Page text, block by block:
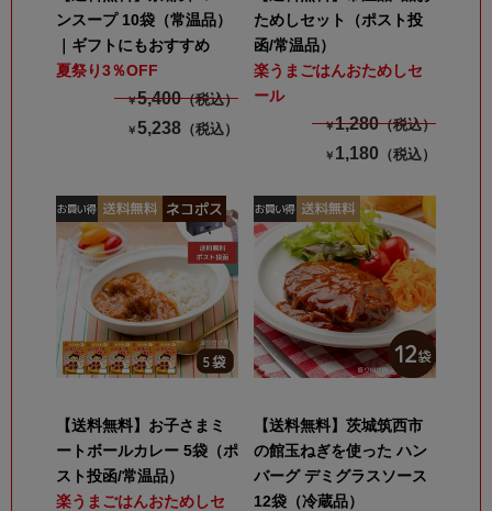
ンスープ 10袋（常温品）
｜ギフトにもおすすめ
夏祭り3％OFF
￥5,400（税込）
￥5,238 （税込）
ためしセット（ポスト投
函/常温品）
楽うまごはんおためしセ
ール
￥1,280（税込）
￥ 1,180 （税込）
【送料無料】お子さまミ
ートボールカレー 5袋（ポ
スト投函/常温品）
楽うまごはんおためしセ
【送料無料】茨城筑西市
の館玉ねぎを使った ハン
バーグ デミグラスソース
12袋（冷蔵品）